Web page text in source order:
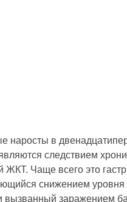
наросты в
следствием
ЖКТ. Чаще всего это
снижением уровня
вызванный заражением